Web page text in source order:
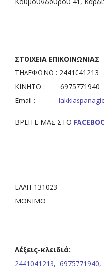
ΣΤΟΙΧΕΙΑ ΕΠΙΚΟΙΝΩΝΙΑΣ
ΤΗΛΕΦΩΝΟ : 2441041213
ΚΙΝΗΤΟ : 6975771940
Email :
ΒΡΕΙΤΕ ΜΑΣ ΣΤΟ
ΕΛΛΗ-131023
ΜΟΝΙΜΟ
Λέξεις-κλειδιά:
2441041213, 6975771940,